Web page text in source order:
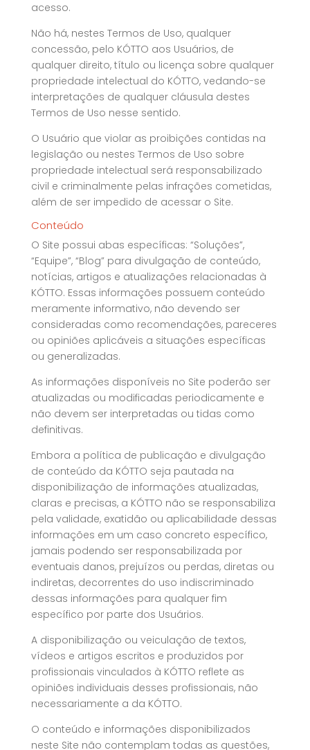
acesso.
Não há, nestes Termos de Uso, qualquer
concessão, pelo KÓTTO aos Usuários, de
qualquer direito, título ou licença sobre qualquer
propriedade intelectual do KÓTTO, vedando-se
interpretações de qualquer cláusula destes
Termos de Uso nesse sentido.
O Usuário que violar as proibições contidas na
legislação ou nestes Termos de Uso sobre
propriedade intelectual será responsabilizado
civil e criminalmente pelas infrações cometidas,
além de ser impedido de acessar o Site.
Conteúdo
O Site possui abas específicas: “Soluções”,
“Equipe”, “Blog” para divulgação de conteúdo,
notícias, artigos e atualizações relacionadas à
KÓTTO. Essas informações possuem conteúdo
meramente informativo, não devendo ser
consideradas como recomendações, pareceres
ou opiniões aplicáveis a situações específicas
ou generalizadas.
As informações disponíveis no Site poderão ser
atualizadas ou modificadas periodicamente e
não devem ser interpretadas ou tidas como
definitivas.
Embora a política de publicação e divulgação
de conteúdo da KÓTTO seja pautada na
disponibilização de informações atualizadas,
claras e precisas, a KÓTTO não se responsabiliza
pela validade, exatidão ou aplicabilidade dessas
informações em um caso concreto específico,
jamais podendo ser responsabilizada por
eventuais danos, prejuízos ou perdas, diretas ou
indiretas, decorrentes do uso indiscriminado
dessas informações para qualquer fim
específico por parte dos Usuários.
A disponibilização ou veiculação de textos,
vídeos e artigos escritos e produzidos por
profissionais vinculados à KÓTTO reflete as
opiniões individuais desses profissionais, não
necessariamente a da KÓTTO.
O conteúdo e informações disponibilizados
neste Site não contemplam todas as questões,